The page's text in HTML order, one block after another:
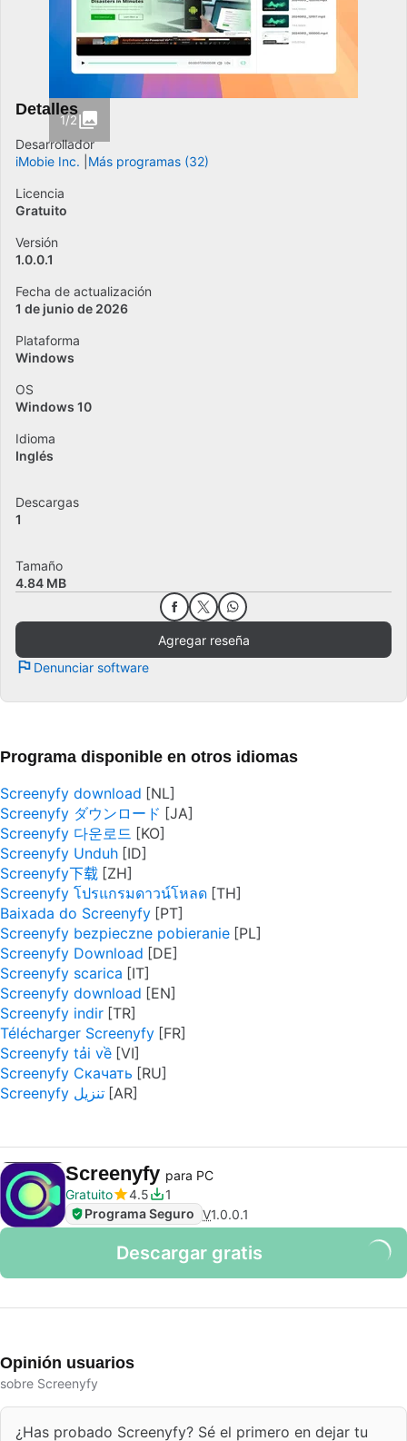
1/2
Detalles
Desarrollador
iMobie Inc.
Más programas (32)
Licencia
Gratuito
Versión
1.0.0.1
Fecha de actualización
1 de junio de 2026
Plataforma
Windows
OS
Windows 10
Idioma
Inglés
Descargas
1
Tamaño
4.84 MB
Agregar reseña
Denunciar software
Programa disponible en otros idiomas
Screenyfy download
Screenyfy ダウンロード
Screenyfy 다운로드
Screenyfy Unduh
Screenyfy下载
Screenyfy โปรแกรมดาวน์โหลด
Baixada do Screenyfy
Screenyfy bezpieczne pobieranie
Screenyfy Download
Screenyfy scarica
Screenyfy download
Screenyfy indir
Télécharger Screenyfy
Screenyfy tải về
Screenyfy Скачать
Screenyfy تنزيل
Screenyfy para PC
Gratuito
4.5
1
Programa Seguro V1.0.0.1
Descargar gratis
Opinión usuarios
sobre Screenyfy
¿Has probado Screenyfy? Sé el primero en dejar tu